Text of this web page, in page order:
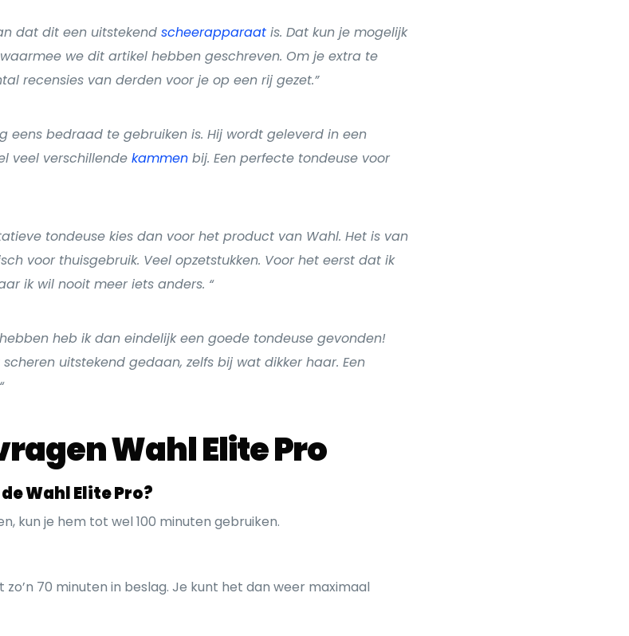
dat dit een uitstekend scheerapparaat is. Dat kun je mogelijk
we dit artikel hebben geschreven. Om je extra te
recensies van derden voor je op een rij gezet.”
eens bedraad te gebruiken is. Hij wordt geleverd in een
veel verschillende kammen bij. Een perfecte tondeuse voor
tondeuse kies dan voor het product van Wahl. Het is van
voor thuisgebruik. Veel opzetstukken. Voor het eerst dat ik
ik wil nooit meer iets anders. “
heb ik dan eindelijk een goede tondeuse gevonden!
uitstekend gedaan, zelfs bij wat dikker haar. Een
Wahl Elite Pro
Wahl Elite Pro?
kun je hem tot wel 100 minuten gebruiken.
70 minuten in beslag. Je kunt het dan weer maximaal